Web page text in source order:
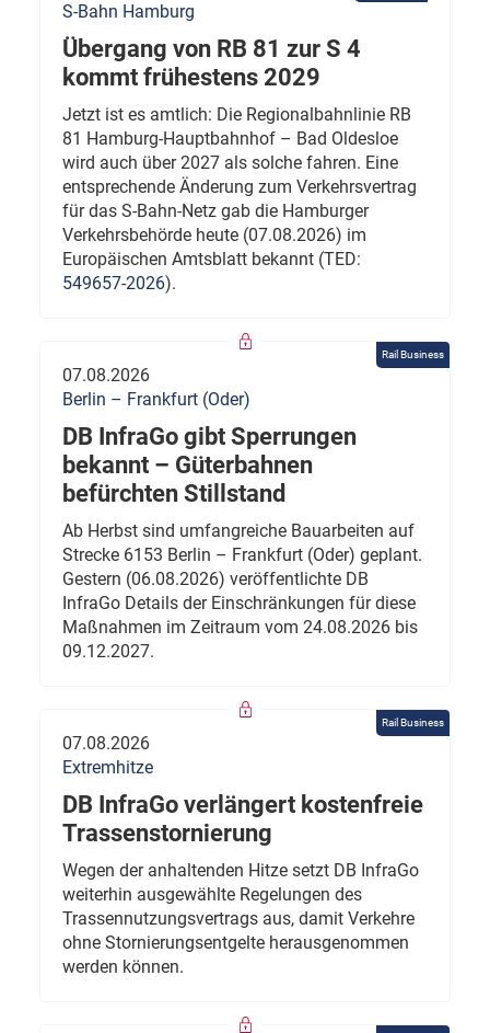
S-Bahn Hamburg
Übergang von RB 81 zur S 4
kommt frühestens 2029
Jetzt ist es amtlich: Die Regionalbahnlinie RB
81 Hamburg-Hauptbahnhof – Bad Oldesloe
wird auch über 2027 als solche fahren. Eine
entsprechende Änderung zum Verkehrsvertrag
für das S-Bahn-Netz gab die Hamburger
Verkehrsbehörde heute (07.08.2026) im
Europäischen Amtsblatt bekannt (TED:
549657-2026).
Rail Business
07.08.2026
Berlin – Frankfurt (Oder)
DB InfraGo gibt Sperrungen
bekannt – Güterbahnen
befürchten Stillstand
Ab Herbst sind umfangreiche Bauarbeiten auf
Strecke 6153 Berlin – Frankfurt (Oder) geplant.
Gestern (06.08.2026) veröffentlichte DB
InfraGo Details der Einschränkungen für diese
Maßnahmen im Zeitraum vom 24.08.2026 bis
09.12.2027.
Rail Business
07.08.2026
Extremhitze
DB InfraGo verlängert kostenfreie
Trassenstornierung
Wegen der anhaltenden Hitze setzt DB InfraGo
weiterhin ausgewählte Regelungen des
Trassennutzungsvertrags aus, damit Verkehre
ohne Stornierungsentgelte herausgenommen
werden können.